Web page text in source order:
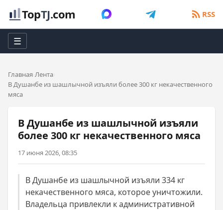
TopTJ.com RSS
☰
Главная Лента
В Душанбе из шашлычной изъяли более 300 кг некачественного
мяса
В Душанбе из шашлычной изъяли
более 300 кг некачественного мяса
17 июня 2026, 08:35
В Душанбе из шашлычной изъяли 334 кг
некачественного мяса, которое уничтожили.
Владельца привлекли к административной